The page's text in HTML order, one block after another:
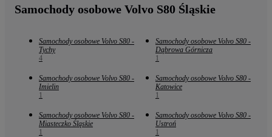
Samochody osobowe Volvo S80 Śląskie
Samochody osobowe Volvo S80 -
Tychy
4
Samochody osobowe Volvo S80 -
Dąbrowa Górnicza
1
Samochody osobowe Volvo S80 -
Imielin
1
Samochody osobowe Volvo S80 -
Katowice
1
Samochody osobowe Volvo S80 -
Miasteczko Śląskie
1
Samochody osobowe Volvo S80 -
Ustroń
1